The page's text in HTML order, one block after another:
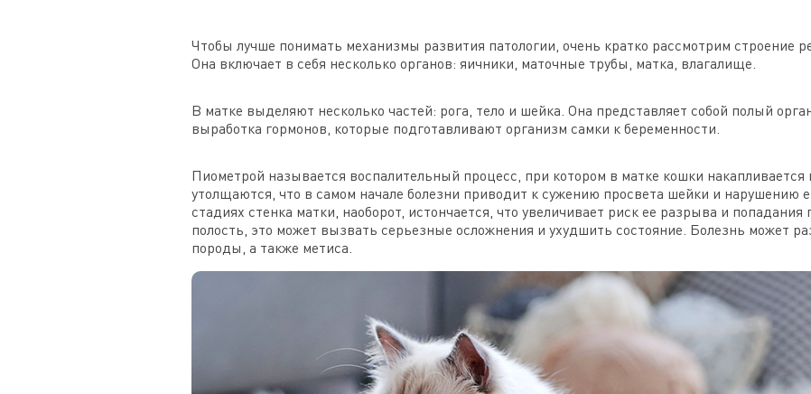
Чтобы лучше понимать механизмы развития патологии, очень кратко рассмотрим строение
Она включает в себя несколько органов: яичники, маточные трубы, матка, влагалище.
В матке выделяют несколько частей: рога, тело и шейка. Она представляет собой полый
выработка гормонов, которые подготавливают организм самки к беременности.
Пиометрой называется воспалительный процесс, при котором в матке кошки накапливается
утолщаются, что в самом начале болезни приводит к сужению просвета шейки и нарушению
стадиях стенка матки, наоборот, истончается, что увеличивает риск ее разрыва и
полость, это может вызвать серьезные осложнения и ухудшить состояние. Болезнь может
породы, а также метиса.